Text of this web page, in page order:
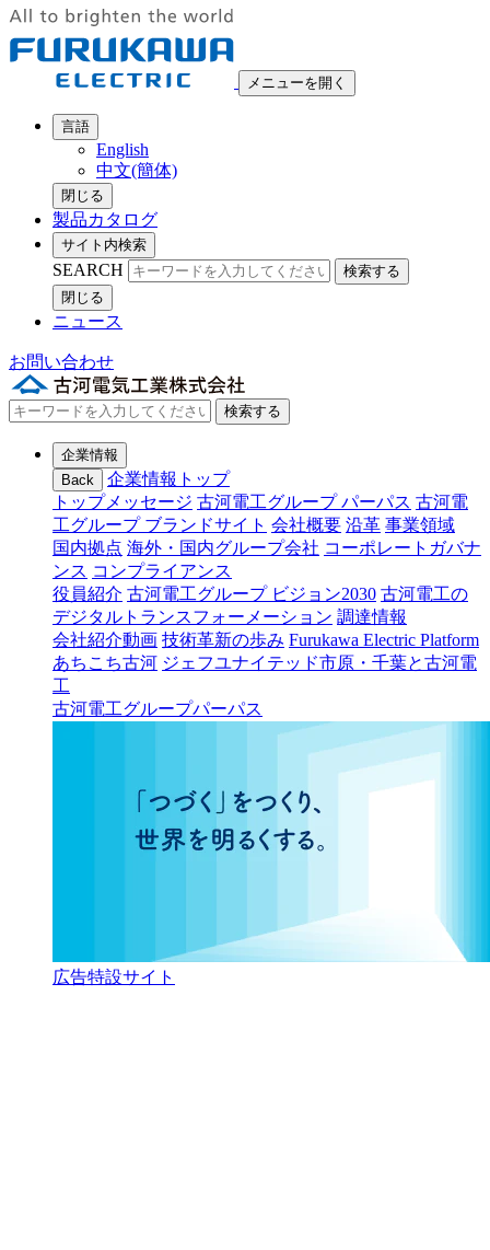
メニューを開く
言語
English
中文(簡体)
閉じる
製品カタログ
サイト内検索
SEARCH
検索する
閉じる
ニュース
お問い合わせ
検索する
企業情報
Back
企業情報トップ
トップメッセージ 古河電工グループ パーパス 古河電
工グループ ブランドサイト 会社概要 沿革 事業領域
国内拠点 海外・国内グループ会社 コーポレートガバナ
ンス コンプライアンス
役員紹介 古河電工グループ ビジョン2030 古河電工の
デジタルトランスフォーメーション 調達情報
会社紹介動画 技術革新の歩み Furukawa Electric Platform
あちこち古河 ジェフユナイテッド市原・千葉と古河電
工
古河電工グループパーパス
広告特設サイト